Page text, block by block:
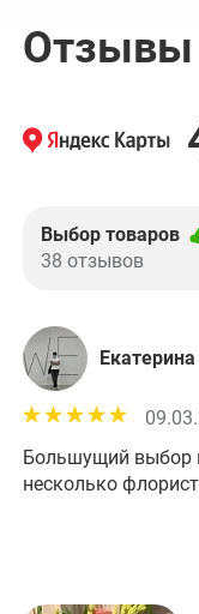
Отзывы
Выбор товаров
38 отзывов
Большущий выбор
несколько